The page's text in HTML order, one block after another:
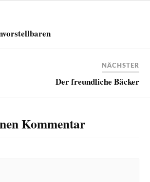
NÄCHSTER
Der freundliche Bäcker
Kommentar